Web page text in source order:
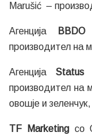
Marušić –
Агенција
производител на
Агенција Status
производител на
овошје и зеленчук,
TF Marketingсо